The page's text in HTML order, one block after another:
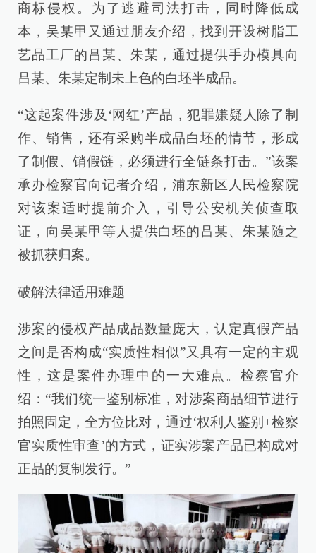
商标侵权。为了逃避司法打击，同时降低成
本，吴某甲又通过朋友介绍，找到开设树脂工
艺品工厂的吕某、朱某，通过提供手办模具向
吕某、朱某定制未上色的白坯半成品。
“这起案件涉及‘网红’产品，犯罪嫌疑人除了制
作、销售，还有采购半成品白坯的情节，形成
了制假、销假链，必须进行全链条打击。”该案
承办检察官向记者介绍，浦东新区人民检察院
对该案适时提前介入，引导公安机关侦查取
证，向吴某甲等人提供白坯的吕某、朱某随之
被抓获归案。
破解法律适用难题
涉案的侵权产品成品数量庞大，认定真假产品
之间是否构成“实质性相似”又具有一定的主观
性，这是案件办理中的一大难点。检察官介
绍：“我们统一鉴别标准，对涉案商品细节进行
拍照固定，全方位比对，通过‘权利人鉴别+检察
官实质性审查’的方式，证实涉案产品已构成对
正品的复制发行。”